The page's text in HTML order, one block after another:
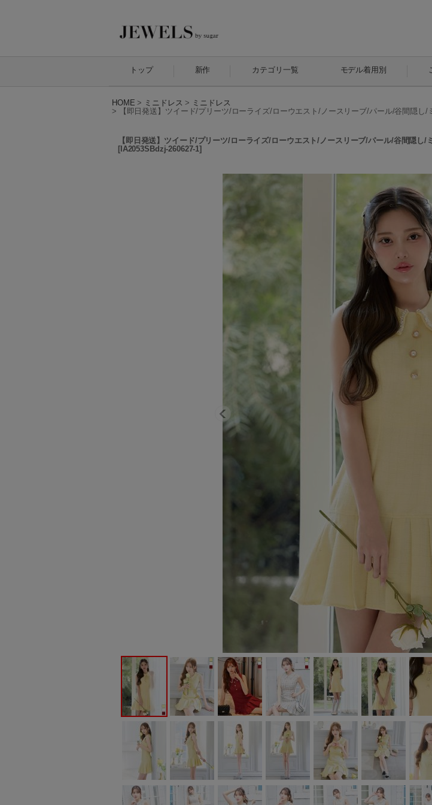
トップ 新作 カテゴリ一覧 モデル着用別
HOME > ミニドレス > ミニドレス
>
【即日発送】ツイード/プリーツ/ローライズ/ローウエスト/ノースリーブ/パール/谷間隠
【即日発送】ツイード/プリーツ/ローライズ/ローウエスト/ノースリーブ/パール/谷間隠
[IA2053SBdzj-260627-1]